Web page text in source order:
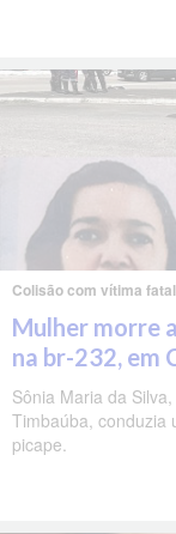
Colisão com vítima
Mulher morre
na br-232, em
Sônia Maria da
Timbaúba, conduzia
picape.